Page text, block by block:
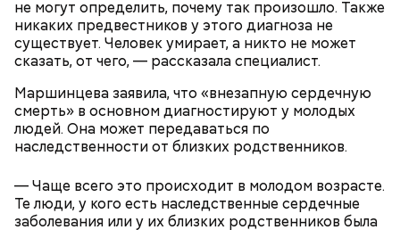
не могут определить, почему так произошло. Также
никаких предвестников у этого диагноза не
существует. Человек умирает, а никто не может
сказать, от чего, — рассказала специалист.
Маршинцева заявила, что «внезапную сердечную
смерть» в основном диагностируют у молодых
людей. Она может передаваться по
наследственности от близких родственников.
— Чаще всего это происходит в молодом возрасте.
Те люди, у кого есть наследственные сердечные
заболевания или у их близких родственников была
По его словам, молния может распасться, улететь
— Электричества нет. Но есть электростанция. И
Помози мне грешному и унылому в настоящем сем
житии, умоли Господа Бога даровати ми
оставление всех моих грехов, елико согреших от
юности моея, во всем житии моем, делом, словом,
помышлением и всеми моими чувствы; и во исходе
души моея помози ми окаянному, умоли Господа
Бога, всея твари Содетеля, избавити мя воздушных
мытарств и вечного мучения: да всегда прославляю
Отца и Сына и Святаго Духа, и твое милостивное
предстательство, ныне и присно и во веки веков.